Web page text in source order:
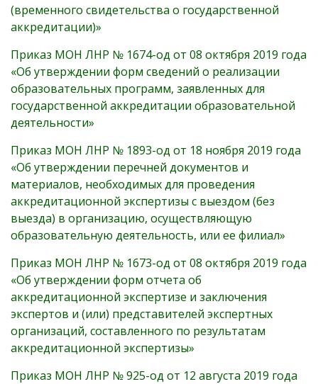
(временного свидетельства о государственной
аккредитации)»
Приказ МОН ЛНР № 1674-од от 08 октября 2019 года
«Об утверждении форм сведений о реализации
образовательных программ, заявленных для
государственной аккредитации образовательной
деятельности»
Приказ МОН ЛНР № 1893-од от 18 ноября 2019 года
«Об утверждении перечней документов и
материалов, необходимых для проведения
аккредитационной экспертизы с выездом (без
выезда) в организацию, осуществляющую
образовательную деятельность, или ее филиал»
Приказ МОН ЛНР № 1673-од от 08 октября 2019 года
«Об утверждении форм отчета об
аккредитационной экспертизе и заключения
экспертов и (или) представителей экспертных
организаций, составленного по результатам
аккредитационной экспертизы»
Приказ МОН ЛНР № 925-од от 12 августа 2019 года